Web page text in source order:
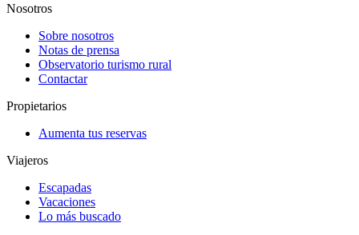
Nosotros
Sobre nosotros
Notas de prensa
Observatorio turismo rural
Contactar
Propietarios
Aumenta tus reservas
Viajeros
Escapadas
Vacaciones
Lo más buscado